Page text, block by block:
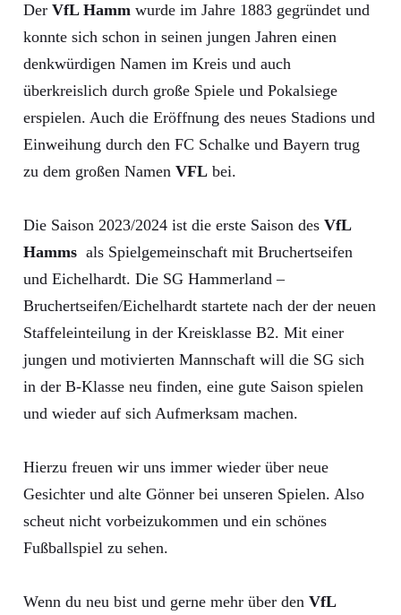
Der VfL Hamm wurde im Jahre 1883 gegründet und
konnte sich schon in seinen jungen Jahren einen
denkwürdigen Namen im Kreis und auch
überkreislich durch große Spiele und Pokalsiege
erspielen. Auch die Eröffnung des neues Stadions und
Einweihung durch den FC Schalke und Bayern trug
zu dem großen Namen VFL bei.
Die Saison 2023/2024 ist die erste Saison des VfL
Hamms als Spielgemeinschaft mit Bruchertseifen
und Eichelhardt. Die SG Hammerland –
Bruchertseifen/Eichelhardt startete nach der der neuen
Staffeleinteilung in der Kreisklasse B2. Mit einer
jungen und motivierten Mannschaft will die SG sich
in der B-Klasse neu finden, eine gute Saison spielen
und wieder auf sich Aufmerksam machen.
Hierzu freuen wir uns immer wieder über neue
Gesichter und alte Gönner bei unseren Spielen. Also
scheut nicht vorbeizukommen und ein schönes
Fußballspiel zu sehen.
Wenn du neu bist und gerne mehr über den VfL